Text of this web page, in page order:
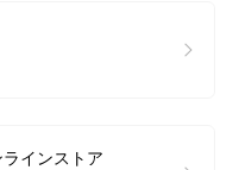
インストア